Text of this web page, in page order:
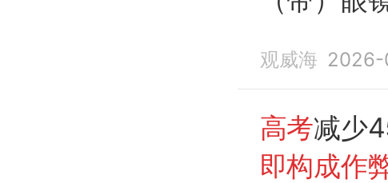
弊”。（红
观威海
高考减少
即构成作